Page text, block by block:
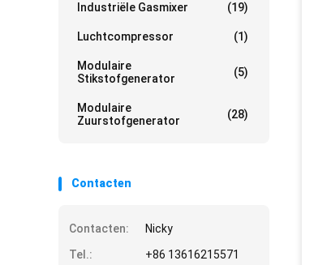
Industriële Gasmixer (19)
Luchtcompressor (1)
Modulaire
Stikstofgenerator
(5)
Modulaire
Zuurstofgenerator
(28)
Contacten
Contacten:
Nicky
Tel.:
+86 13616215571